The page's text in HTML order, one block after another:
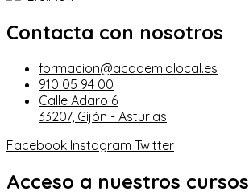
Contacta con nosotros
formacion@academialocal.es
910 05 94 00
Calle Adaro 6
33207, Gijón - Asturias
Facebook Instagram Twitter
Acceso a nuestros cursos